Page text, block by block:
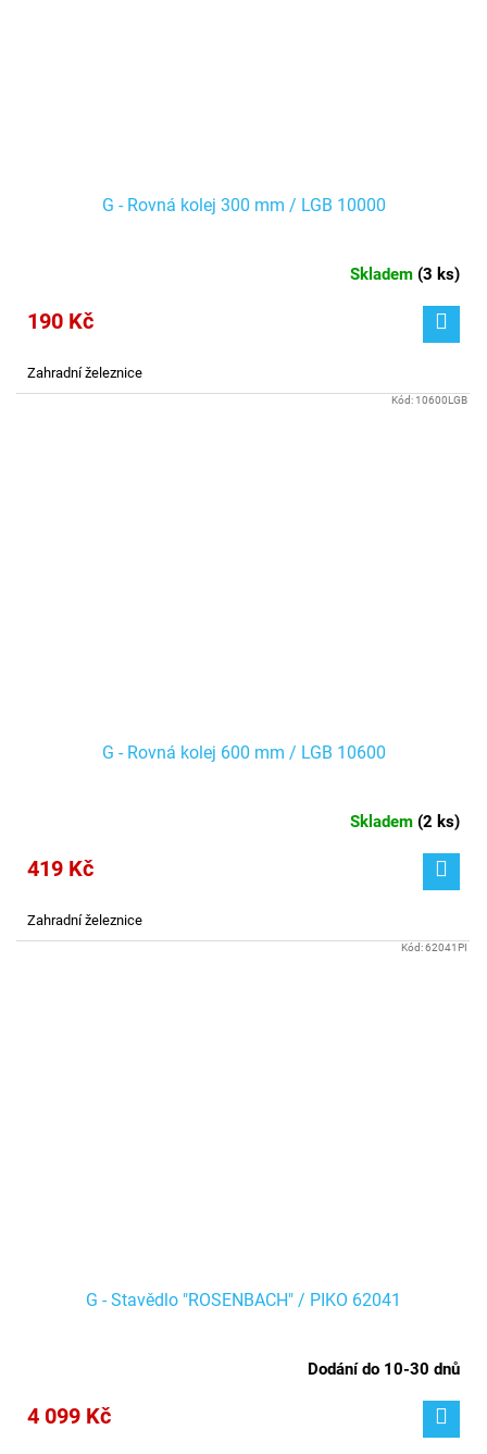
G - Rovná kolej 300 mm / LGB 10000
Skladem (3 ks)
190 Kč
Zahradní železnice
G - Rovná kolej 600 mm / LGB 10600
Skladem (2 ks)
419 Kč
Zahradní železnice
Kód: 10600LGB
G - Stavědlo "ROSENBACH" / PIKO 62041
Dodání do 10-30 dnů
4 099 Kč
Kód:62041PI